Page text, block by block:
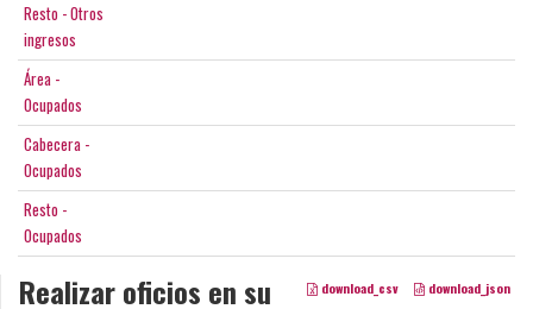
Resto - Otros
ingresos
Área -
Ocupados
Cabecera -
Ocupados
Resto -
Ocupados
download_csv download_json
Realizar oficios en su